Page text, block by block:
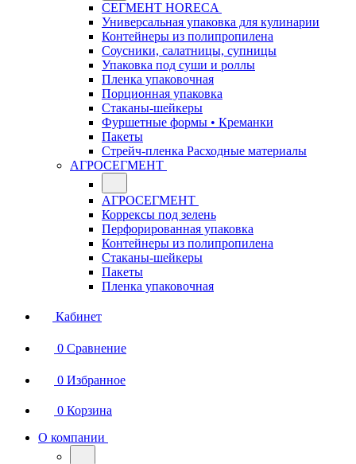
СЕГМЕНТ HORECA
Универсальная упаковка для кулинарии
Контейнеры из полипропилена
Соусники, салатницы, супницы
Упаковка под суши и роллы
Пленка упаковочная
Порционная упаковка
Стаканы-шейкеры
Фуршетные формы • Креманки
Пакеты
Стрейч-пленка Расходные материалы
АГРОСЕГМЕНТ
АГРОСЕГМЕНТ
Коррексы под зелень
Перфорированная упаковка
Контейнеры из полипропилена
Стаканы-шейкеры
Пакеты
Пленка упаковочная
Кабинет
0 Сравнение
0 Избранное
0 Корзина
О компании